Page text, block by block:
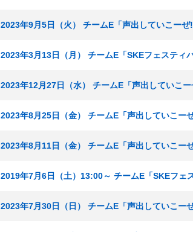
2023年9月5日（火） チームE「声出していこー
2023年3月13日（月） チームE「SKEフェスティ
2023年12月27日（水） チームE「声出していこ
2023年8月25日（金） チームE「声出していこー
2023年8月11日（金） チームE「声出していこー
2019年7月6日（土）13:00～ チームE「SKEフェ
2023年7月30日（日） チームE「声出していこー